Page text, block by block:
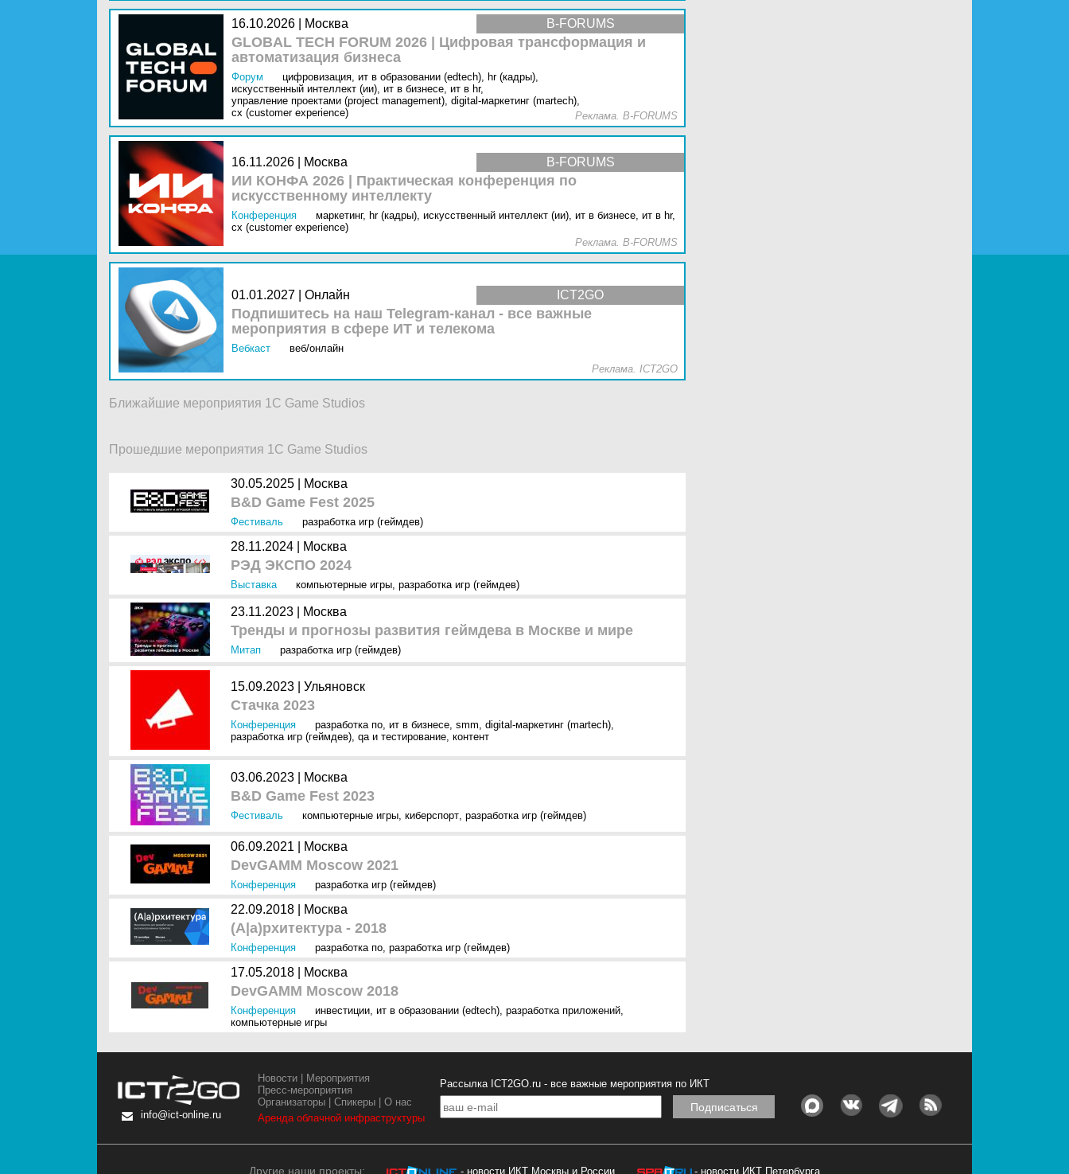
B-FORUMS
16.10.2026 | Москва
GLOBAL TECH FORUM 2026 | Цифровая трансформация и
автоматизация бизнеса
Форум цифровизация, ит в образовании (edtech), hr (кадры),
искусственный интеллект (ии), ит в бизнесе, ит в hr,
управление проектами (project management), digital-маркетинг (martech),
cx (customer experience)
Реклама. B-FORUMS
B-FORUMS
16.11.2026 | Москва
ИИ КОНФА 2026 | Практическая конференция по
искусственному интеллекту
Конференция маркетинг, hr (кадры), искусственный интеллект (ии), ит в бизнесе, ит в hr,
cx (customer experience)
Реклама. B-FORUMS
ICT2GO
01.01.2027 | Онлайн
Подпишитесь на наш Telegram-канал - все важные
мероприятия в сфере ИТ и телекома
Вебкаст
веб/онлайн
Реклама. ICT2GO
Ближайшие мероприятия 1C Game Studios
Прошедшие мероприятия 1C Game Studios
30.05.2025 | Москва
B&D Game Fest 2025
Фестиваль разработка игр (геймдев)
28.11.2024 | Москва
РЭД ЭКСПО 2024
Выставка компьютерные игры, разработка игр (геймдев)
23.11.2023 | Москва
Тренды и прогнозы развития геймдева в Москве и мире
Митап разработка игр (геймдев)
15.09.2023 | Ульяновск
Стачка 2023
Конференция разработка по, ит в бизнесе, smm, digital-маркетинг (martech),
разработка игр (геймдев), qa и тестирование, контент
03.06.2023 | Москва
B&D Game Fest 2023
Фестиваль компьютерные игры, киберспорт, разработка игр (геймдев)
06.09.2021 | Москва
DevGAMM Moscow 2021
Конференция разработка игр (геймдев)
22.09.2018 | Москва
(А|а)рхитектура - 2018
Конференция разработка по, разработка игр (геймдев)
17.05.2018 | Москва
DevGAMM Moscow 2018
Конференция инвестиции, ит в образовании (edtech), разработка приложений,
компьютерные игры
info@ict-online.ru
Новости
Мероприятия
Пресс-мероприятия
Организаторы |Спикеры |О нас
Аренда облачной инфраструктуры
Рассылка ICT2GO.ru - все важные мероприятия по ИКТ
Другие наши проекты: - новости ИКТ Москвы и России - новости ИКТ Петербурга